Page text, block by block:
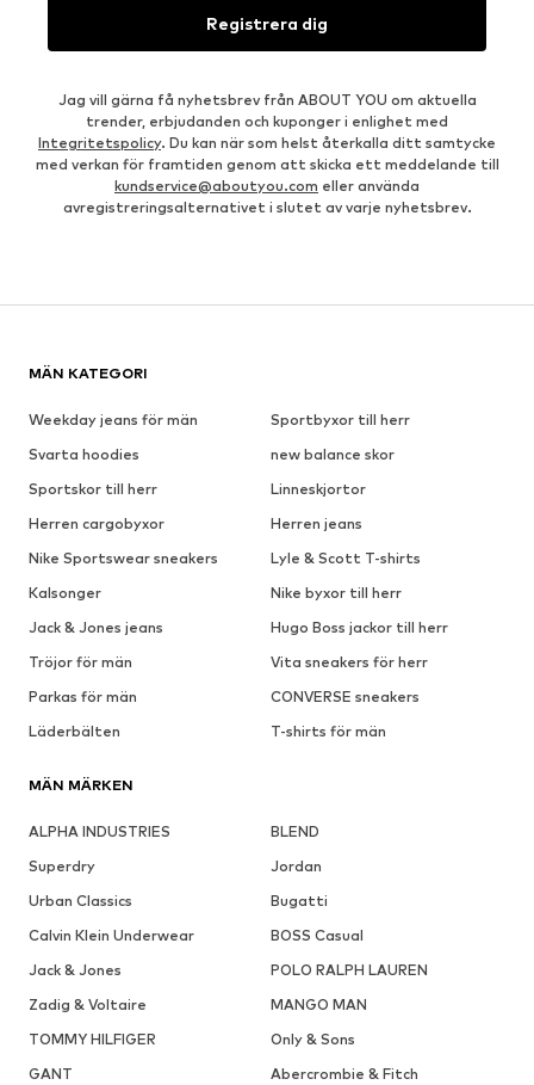
Registrera dig
Jag vill gärna få nyhetsbrev från ABOUT YOU om aktuella
trender, erbjudanden och kuponger i enlighet med
Integritetspolicy. Du kan när som helst återkalla ditt samtycke
med verkan för framtiden genom att skicka ett meddelande till
kundservice@aboutyou.com eller använda
avregistreringsalternativet i slutet av varje nyhetsbrev.
MÄN KATEGORI
Weekday jeans för män
Sportbyxor till herr
Svarta hoodies
new balance skor
Sportskor till herr
Linneskjortor
Herren cargobyxor
Herren jeans
Nike Sportswear sneakers
Lyle & Scott T-shirts
Kalsonger
Nike byxor till herr
Jack & Jones jeans
Hugo Boss jackor till herr
Tröjor för män
Vita sneakers för herr
Parkas för män
CONVERSE sneakers
Läderbälten
T-shirts för män
MÄN MÄRKEN
ALPHA INDUSTRIES
BLEND
Superdry
Jordan
Urban Classics
Bugatti
Calvin Klein Underwear
BOSS Casual
Jack & Jones
POLO RALPH LAUREN
Zadig & Voltaire
MANGO MAN
TOMMY HILFIGER
Only & Sons
GANT
Abercrombie & Fitch